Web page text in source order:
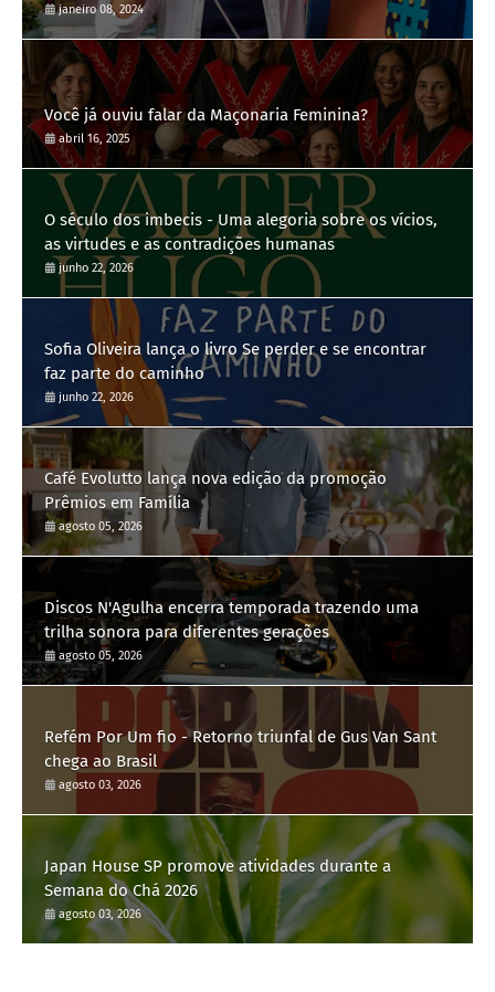
janeiro 08, 2024
Você já ouviu falar da Maçonaria Feminina?
abril 16, 2025
O século dos imbecis - Uma alegoria sobre os vícios,
as virtudes e as contradições humanas
junho 22, 2026
Sofia Oliveira lança o livro Se perder e se encontrar
faz parte do caminho
junho 22, 2026
Café Evolutto lança nova edição da promoção
Prêmios em Família
agosto 05, 2026
Discos N'Agulha encerra temporada trazendo uma
trilha sonora para diferentes gerações
agosto 05, 2026
Refém Por Um fio - Retorno triunfal de Gus Van Sant
chega ao Brasil
agosto 03, 2026
Japan House SP promove atividades durante a
Semana do Chá 2026
agosto 03, 2026